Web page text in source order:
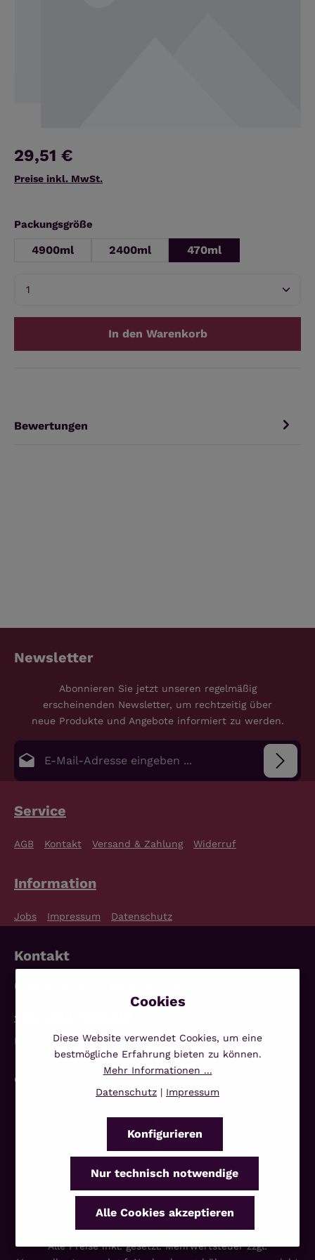
29,51 €
Preise inkl. MwSt.
Packungsgröße
4900ml 2400ml 470ml
Produkt Anzahl: Gib den gewünschten Wert
In den Warenkorb
Bewertungen
Newsletter
Abonnieren Sie jetzt unseren regelmäßig
erscheinenden Newsletter, um rechtzeitig über
neue Produkte und Angebote informiert zu werden.
E-Mail-Adresse*
Ich habe dieDatenschutzbestimmungen
mit ihnen einverstanden.
Die mit einem Stern (*) markierten Felder sind
Service
AGB Kontakt Versand & Zahlung Widerruf
Information
Jobs Impressum Datenschutz
Kontakt
Unterstützung und Beratung unter:
+49 3338 7068639
Mo-Fr, 10:00 - 14:00 Uhr
Oder über unser
Alle Preise inkl. gesetzl. Mehrwertsteuer zzgl.
Diese Website verwendet Cookies, um eine
bestmögliche Erfahrung bieten zu können.
Mehr Informationen ...
Datenschutz | Impressum
Nur technisch notwendige
Konfigurieren
Alle Cookies akzeptieren